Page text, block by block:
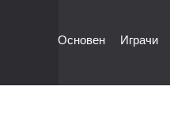
Основен Играчи